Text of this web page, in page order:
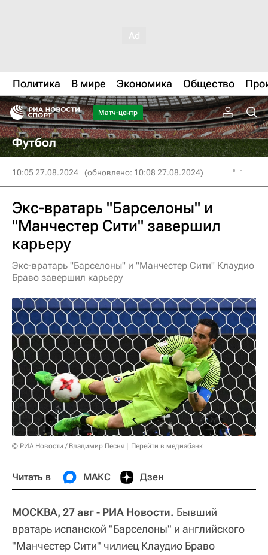
Политика В мире Экономика Общество
Матч-центр
Футбол
10:05 27.08.2024 (обновлено: 10:08 27.08.2024)
Экс-вратарь "Барселоны" и
"Манчестер Сити" завершил
карьеру
Экс-вратарь "Барселоны" и "Манчестер Сити" Клаудио
Браво завершил карьеру
© РИА Новости / Владимир Песня Перейти в медиабанк
Читать в МАКС Дзен
МОСКВА, 27 авг - РИА Новости. Бывший
вратарь испанской "Барселоны" и английского
"Манчестер Сити" чилиец Клаудио Браво